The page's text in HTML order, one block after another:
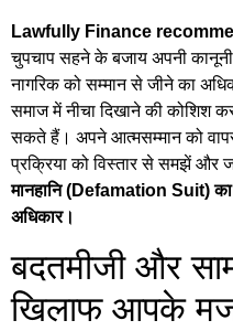
Lawfully Finance
चुपचाप सहने के बजाय अपनी
नागरिक को सम्मान से जीने का
समाज में नीचा दिखाने की कोशिश
सकते हैं। अपने आत्मसम्मान को
प्रक्रिया को विस्तार से समझें और
मानहानि (Defamation Suit)
अधिकार।
बदतमीजी और
खिलाफ आपके